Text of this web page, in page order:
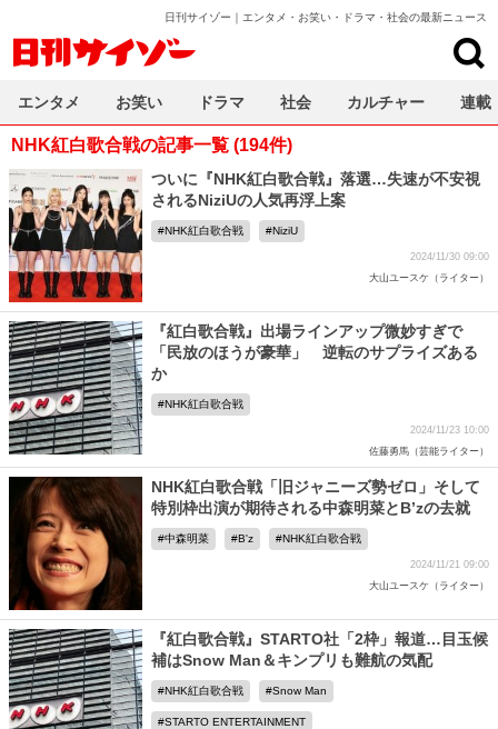
日刊サイゾー｜エンタメ・お笑い・ドラマ・社会の最新ニュース
NHK紅白歌合戦の記事一覧 (194件)
ついに『NHK紅白歌合戦』落選…失速が不安視
されるNiziUの人気再浮上案
NHK紅白歌合戦 NiziU
2024/11/30 09:00
大山ユースケ（ライター）
『紅白歌合戦』出場ラインアップ微妙すぎで
「民放のほうが豪華」 逆転のサプライズある
か
NHK紅白歌合戦
2024/11/23 10:00
佐藤勇馬（芸能ライター）
NHK紅白歌合戦「旧ジャニーズ勢ゼロ」そして
特別枠出演が期待される中森明菜とB’zの去就
中森明菜 B'z NHK紅白歌合戦
2024/11/21 09:00
大山ユースケ（ライター）
『紅白歌合戦』STARTO社「2枠」報道…目玉候
補はSnow Man＆キンプリも難航の気配
NHK紅白歌合戦 Snow Man
STARTO ENTERTAINMENT
エンタメ お笑い ドラマ 社会 カルチャー 連載